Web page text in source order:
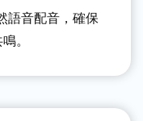
語音配音，確保
。